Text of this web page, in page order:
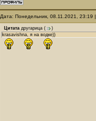
Дата: Понедельник, 08.11.2021,
Цитата другарица (
)
krasavishna, я на водке))